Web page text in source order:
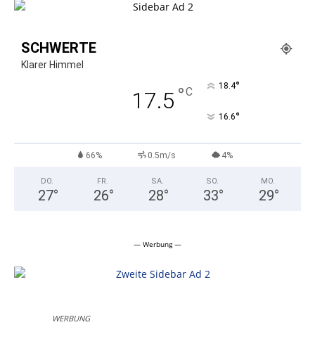
SCHWERTE
Klarer Himmel
17.5 °C 18.4°
16.6°
66% 0.5m/s 4%
DO.
27°
FR.
26°
SA.
28°
SO.
33°
MO.
29°
— Werbung —
WERBUNG